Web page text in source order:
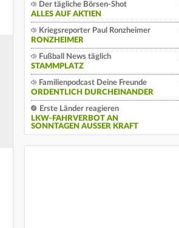
Der tägliche Börsen-Shot
ALLES AUF AKTIEN
Kriegsreporter Paul Ronzheimer
RONZHEIMER
Fußball News täglich
STAMMPLATZ
Familienpodcast Deine Freunde
ORDENTLICH DURCHEINANDER
Erste Länder reagieren
LKW-FAHRVERBOT AN
SONNTAGEN AUSSER KRAFT